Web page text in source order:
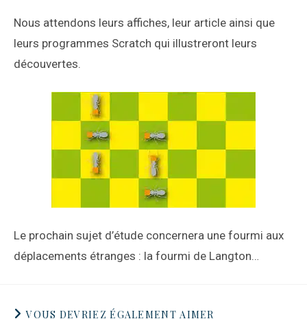
Nous attendons leurs affiches, leur article ainsi que
leurs programmes Scratch qui illustreront leurs
découvertes.
Le prochain sujet d’étude concernera une fourmi aux
déplacements étranges : la fourmi de Langton…
VOUS DEVRIEZ ÉGALEMENT AIMER